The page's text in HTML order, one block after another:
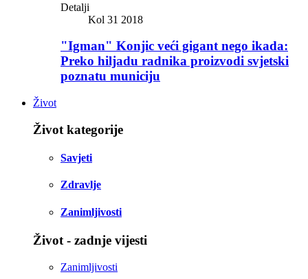
Detalji
Kol 31 2018
"Igman" Konjic veći gigant nego ikada:
Preko hiljadu radnika proizvodi svjetski
poznatu municiju
Život
Život kategorije
Savjeti
Zdravlje
Zanimljivosti
Život - zadnje vijesti
Zanimljivosti